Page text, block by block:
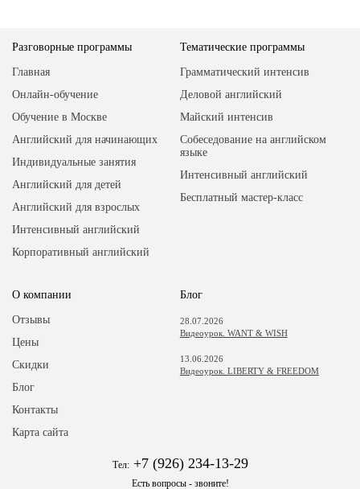
Разговорные программы
Главная
Онлайн-обучение
Обучение в Москве
Английский для начинающих
Индивидуальные занятия
Английский для детей
Английский для взрослых
Интенсивный английский
Корпоративный английский
Тематические программы
Грамматический интенсив
Деловой английский
Майский интенсив
Собеседование на английском
языке
Интенсивный английский
Бесплатный мастер-класс
О компании
Отзывы
Цены
Скидки
Блог
Контакты
Карта сайта
Блог
28.07.2026
Видеоурок. WANT & WISH
13.06.2026
Видеоурок. LIBERTY & FREEDOM
Тел: +7 (926) 234-13-29
Есть вопросы - звоните!